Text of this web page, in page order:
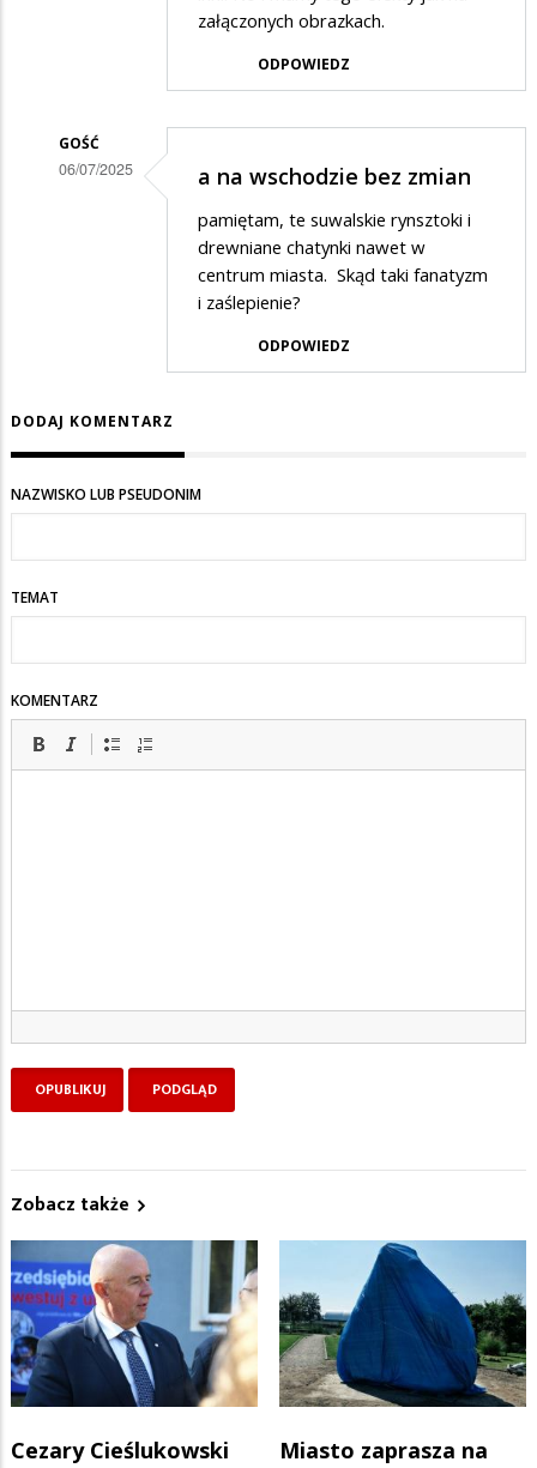
załączonych obrazkach.
ODPOWIEDZ
GOŚĆ
06/07/2025
Napływ
z
ostatnich
kilkudziesięciu
a na wschodzie bez zmian
pamiętam, te suwalskie rynsztoki i
drewniane chatynki nawet w
centrum miasta. Skąd taki fanatyzm
i zaślepienie?
ODPOWIEDZ
DODAJ KOMENTARZ
NAZWISKO LUB PSEUDONIM
TEMAT
KOMENTARZ
Zobacz także
Cezary Cieślukowski Miasto zaprasza na